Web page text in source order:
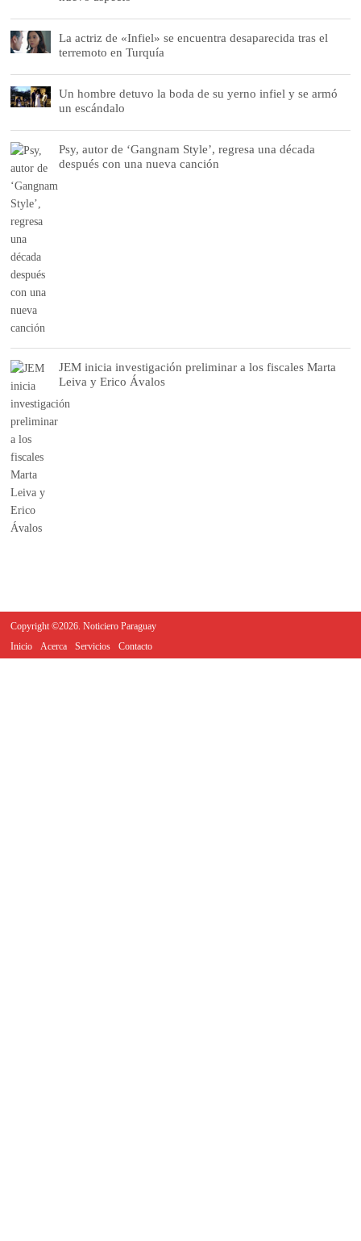
La actriz de «Infiel» se encuentra desaparecida tras el
terremoto en Turquía
Un hombre detuvo la boda de su yerno infiel y se armó
un escándalo
Psy, autor de ‘Gangnam Style’, regresa una década
después con una nueva canción
JEM inicia investigación preliminar a los fiscales Marta
Leiva y Erico Ávalos
Copyright ©2026. Noticiero Paraguay
Inicio
Acerca Servicios Contacto